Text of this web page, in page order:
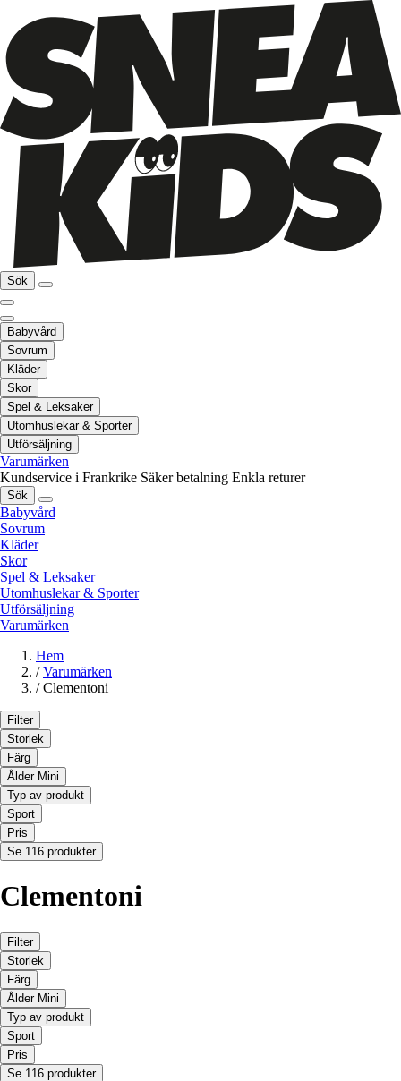
Sök
Babyvård
Sovrum
Kläder
Skor
Spel & Leksaker
Utomhuslekar & Sporter
Utförsäljning
Varumärken
Kundservice i Frankrike Säker betalning Enkla returer
Sök
Babyvård
Sovrum
Kläder
Skor
Spel & Leksaker
Utomhuslekar & Sporter
Utförsäljning
Varumärken
Hem
/ Varumärken
/ Clementoni
Filter
Storlek
Färg
Ålder Mini
Typ av produkt
Sport
Pris
Se 116 produkter
Clementoni
Filter
Storlek
Färg
Ålder Mini
Typ av produkt
Sport
Pris
Se 116 produkter